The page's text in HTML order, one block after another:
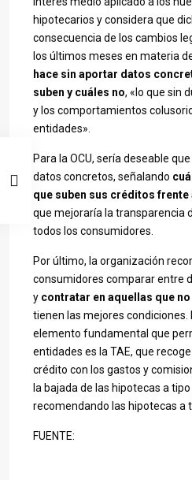
hipotecarios y considera que
consecuencia de los cambios
los últimos meses en materia
hace sin aportar datos
suben y cuáles no, «lo que sin
y los comportamientos
entidades».
Para la OCU, sería deseable
datos concretos, señalando
que suben sus créditos frente
que mejoraría la transparencia
todos los consumidores.
Por último, la organización
consumidores comparar entre
y contratar en aquellas que
tienen las mejores condiciones.
elemento fundamental que
entidades es la TAE, que
crédito con los gastos y
la bajada de las hipotecas a tipo
recomendando las hipotecas a
FUENTE: